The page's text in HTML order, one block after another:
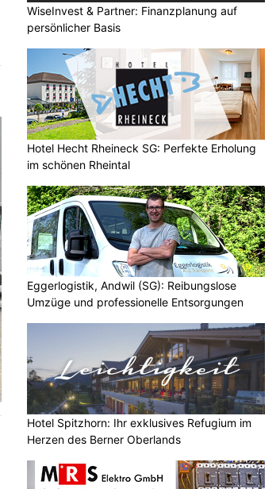
WiseInvest & Partner: Finanzplanung auf
persönlicher Basis
Hotel Hecht Rheineck SG: Perfekte Erholung
im schönen Rheintal
Eggerlogistik, Andwil (SG): Reibungslose
Umzüge und professionelle Entsorgungen
Hotel Spitzhorn: Ihr exklusives Refugium im
Herzen des Berner Oberlands